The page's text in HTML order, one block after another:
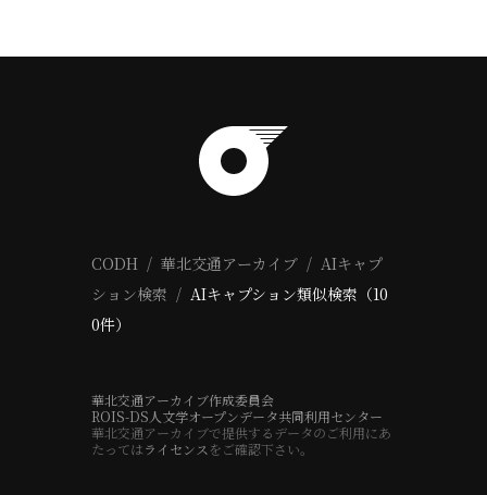
CODH 華北交通アーカイブ
AIキャプ
ション検索
AIキャプション類似検索（10
0件）
華北交通アーカイブ作成委員会
ROIS-DS人文学オープンデータ共同利用センター
華北交通アーカイブで提供するデータのご利用にあ
たってはライセンス をご確認下さい。